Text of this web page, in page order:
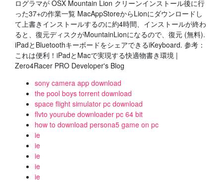
ログラマが OSX Mountain Lion クリーンインストール後に行
った37+の作業一覧 MacAppStoreからLionにダウンロードし
て上書きインストールするのに約4時間、インストールが終わ
ると、復元ディスクがMountainLionになるので、復元 (無料).
iPadとBluetoothキーボードをシェアできるiKeyboard. 参考：
これは便利！iPadとMacで実現する快適物書き環境 |
Zero4Racer PRO Developer's Blog
sony camera app download
the pool boys torrent download
space flight simulator pc download
flvto yourube downloader pc 64 bit
how to download persona5 game on pc
ie
ie
ie
ie
ie